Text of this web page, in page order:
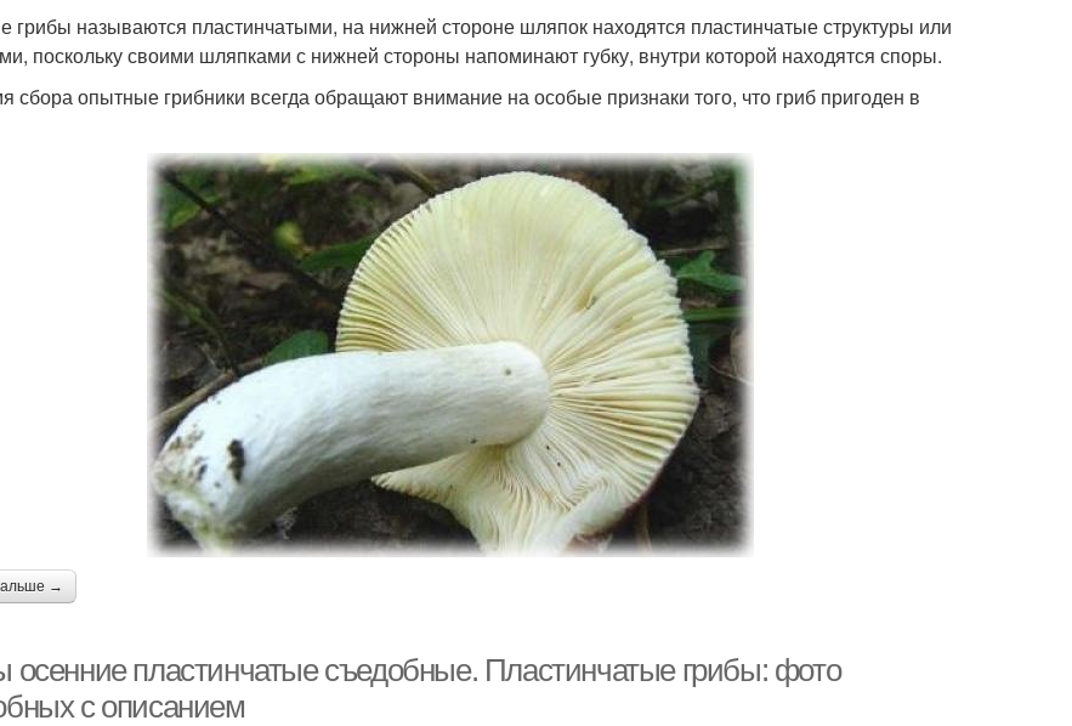
грибы называются пластинчатыми, на нижней стороне шляпок находятся пластинчатые структуры или
поскольку своими шляпками с нижней стороны напоминают губку, внутри которой находятся споры.
сбора опытные грибники всегда обращают внимание на особые признаки того, что гриб пригоден в
→
осенние пластинчатые съедобные. Пластинчатые грибы: фото
с описанием